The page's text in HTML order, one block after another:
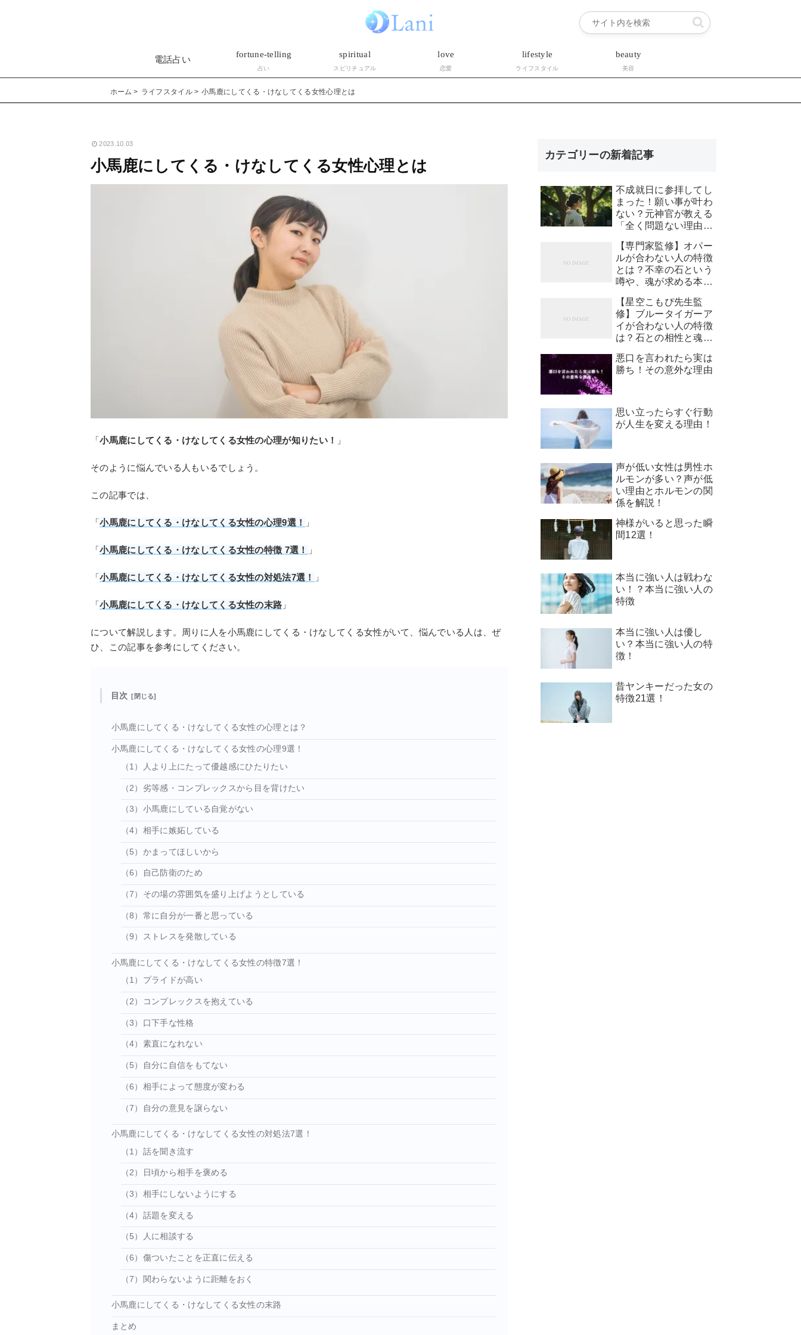
電話占い
fortune-telling
占い
spiritual
スピリチュアル
love
恋愛
lifestyle
ライフスタイル
beauty
美容
ホーム ライフスタイル 小馬鹿にしてくる・けなしてくる女性心理とは
2023.10.03
小馬鹿にしてくる・けなしてくる女性心理とは
「小馬鹿にしてくる・けなしてくる女性の心理が知りたい！ 」
そのように悩んでいる人もいるでしょう。
この記事では、
「小馬鹿にしてくる・けなしてくる女性の心理9選！ 」
「小馬鹿にしてくる・けなしてくる女性の特徴 7選！ 」
「小馬鹿にしてくる・けなしてくる女性の対処法7選！ 」
「小馬鹿にしてくる・けなしてくる女性の末路 」
について解説します。周りに人を小馬鹿にしてくる・けなしてくる女性がいて、悩んでいる人は、ぜ
ひ、この記事を参考にしてください。
目次
小馬鹿にしてくる・けなしてくる女性の心理とは？
小馬鹿にしてくる・けなしてくる女性の心理9選！
（1）人より上にたって優越感にひたりたい
（2）劣等感・コンプレックスから目を背けたい
（3）小馬鹿にしている自覚がない
（4）相手に嫉妬している
（5）かまってほしいから
（6）自己防衛のため
（7）その場の雰囲気を盛り上げようとしている
（8）常に自分が一番と思っている
（9）ストレスを発散している
小馬鹿にしてくる・けなしてくる女性の特徴7選！
（1）プライドが高い
（2）コンプレックスを抱えている
（3）口下手な性格
（4）素直になれない
（5）自分に自信をもてない
（6）相手によって態度が変わる
（7）自分の意見を譲らない
小馬鹿にしてくる・けなしてくる女性の対処法7選！
（1）話を聞き流す
（2）日頃から相手を褒める
（3）相手にしないようにする
（4）話題を変える
（5）人に相談する
（6）傷ついたことを正直に伝える
（7）関わらないように距離をおく
小馬鹿にしてくる・けなしてくる女性の末路
まとめ
カテゴリーの新着記事
不成就日に参拝してし
まった！願い事が叶わ
ない？元神官が教える
「全く問題ない理由」
【専門家監修】オパー
ルが合わない人の特徴
とは？不幸の石という
噂や、魂が求める本当
【星空こもぴ先生監
修】ブルータイガーア
イが合わない人の特徴
は？石との相性と魂が
悪口を言われたら実は
勝ち！その意外な理由
思い立ったらすぐ行動
が人生を変える理由！
声が低い女性は男性ホ
ルモンが多い？声が低
い理由とホルモンの関
係を解説！
神様がいると思った瞬
間12選！
本当に強い人は戦わな
い！？本当に強い人の
特徴
本当に強い人は優し
い？本当に強い人の特
徴！
昔ヤンキーだった女の
特徴21選！